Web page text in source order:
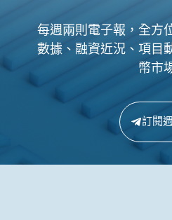
每週兩則電子報，全方
數據、融資近況、項目
幣市
訂閱